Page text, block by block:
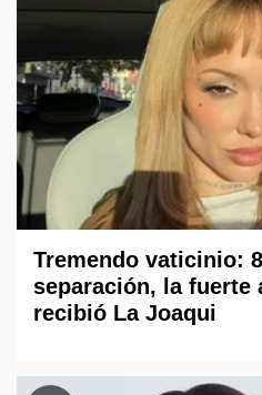
Tremendo vaticinio:
separación, la fuerte
recibió La Joaqui